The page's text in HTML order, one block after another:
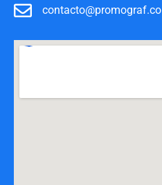
contacto@promograf.co